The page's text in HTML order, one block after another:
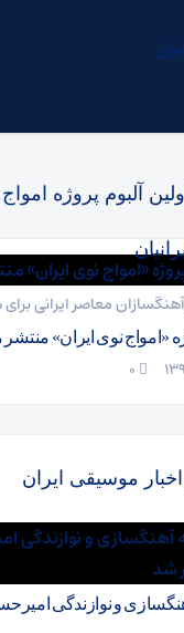
آلبوم پروژه
آهنگسازان معاصر ایرانی
«امواج نوی ایران»
۰
موسیقی ایران
و نوازندگی